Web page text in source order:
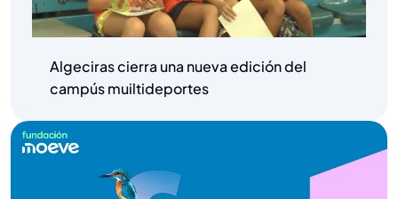
Algeciras cierra una nueva edición del
campús muiltideportes